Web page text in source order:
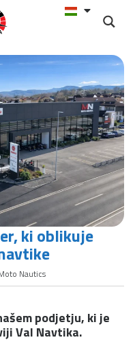
ki oblikuje
Nautics
podjetju, ki je
Val Navtika.